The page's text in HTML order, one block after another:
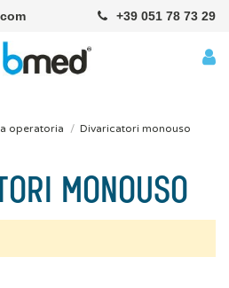
+39 051 78 73 29
operatoria Divaricatori monouso
MONOUSO